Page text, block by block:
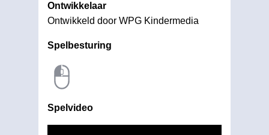
Ontwikkelaar
Ontwikkeld door WPG Kindermedia
Spelbesturing
Spelvideo